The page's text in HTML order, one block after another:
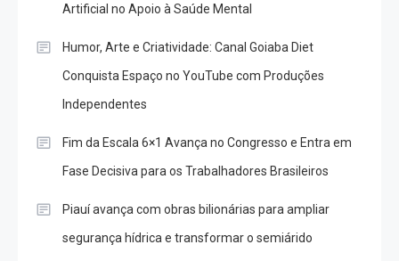
Artificial no Apoio à Saúde Mental
Humor, Arte e Criatividade: Canal Goiaba Diet
Conquista Espaço no YouTube com Produções
Independentes
Fim da Escala 6×1 Avança no Congresso e Entra em
Fase Decisiva para os Trabalhadores Brasileiros
Piauí avança com obras bilionárias para ampliar
segurança hídrica e transformar o semiárido